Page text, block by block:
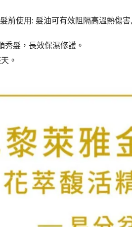
前使用: 髮油可有效阻隔高溫熱傷
髮，長效保濕修護。
。